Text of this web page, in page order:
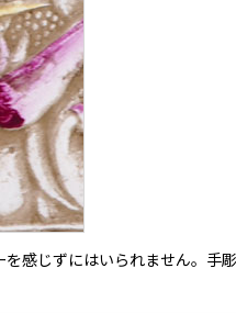
感じずにはいられません。手